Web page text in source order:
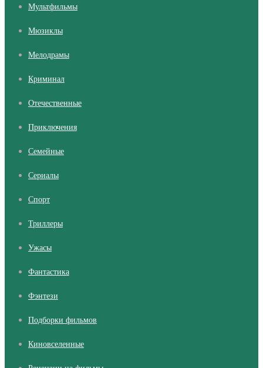
Мультфильмы
Мюзиклы
Мелодрамы
Криминал
Отечественные
Приключения
Семейные
Сериалы
Cпорт
Триллеры
Ужасы
Фантастика
Фэнтези
Подборки фильмов
Киновселенные